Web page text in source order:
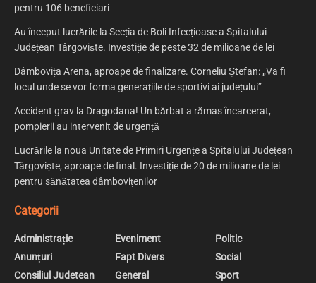
pentru 106 beneficiari
Au început lucrările la Secția de Boli Infecțioase a Spitalului
Județean Târgoviște. Investiție de peste 32 de milioane de lei
Dâmbovița Arena, aproape de finalizare. Corneliu Ștefan: „Va fi
locul unde se vor forma generațiile de sportivi ai județului”
Accident grav la Dragodana! Un bărbat a rămas încarcerat,
pompierii au intervenit de urgență
Lucrările la noua Unitate de Primiri Urgențe a Spitalului Județean
Târgoviște, aproape de final. Investiție de 20 de milioane de lei
pentru sănătatea dâmbovițenilor
Categorii
Administrație
Anunțuri
Consiliul Judetean
Eveniment
Fapt Divers
General
Politic
Social
Sport